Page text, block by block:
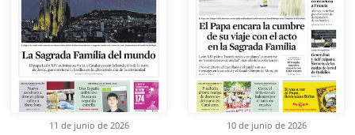
11 de junio de 2026 10 de junio de 2026